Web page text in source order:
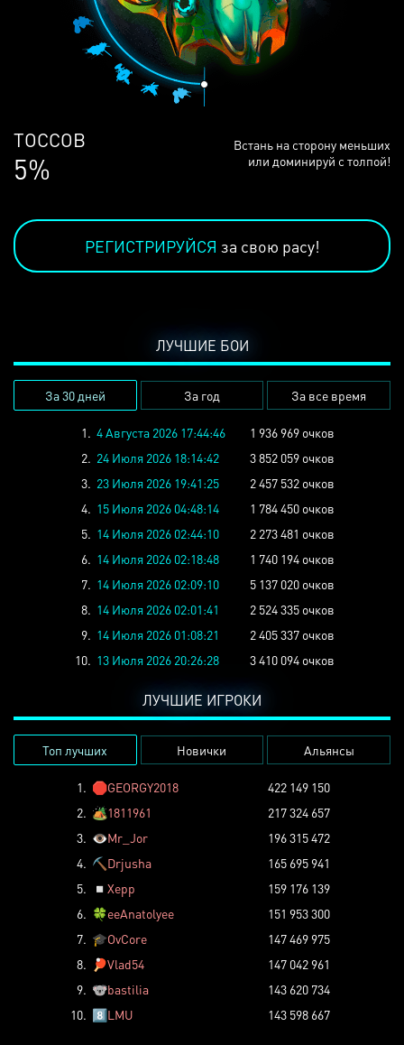
ЛЮДЕЙ
68%
Встань на сторону меньших
или доминируй с толпой!
РЕГИСТРИРУЙСЯ за свою расу!
ЛУЧШИЕ БОИ
За 30 дней За год За все время
1. 4 Августа 2026 17:44:46
1 936 969 очков
2. 24 Июля 2026 18:14:42
3 852 059 очков
3. 23 Июля 2026 19:41:25
2 457 532 очков
4. 15 Июля 2026 04:48:14
1 784 450 очков
5. 14 Июля 2026 02:44:10
2 273 481 очков
6. 14 Июля 2026 02:18:48
1 740 194 очков
7. 14 Июля 2026 02:09:10
5 137 020 очков
8. 14 Июля 2026 02:01:41
2 524 335 очков
9. 14 Июля 2026 01:08:21
2 405 337 очков
10. 13 Июля 2026 20:26:28 3 410 094 очков
ЛУЧШИЕ ИГРОКИ
Топ лучших Новички Альянсы
1. 🛑GEORGY2018
422 149 150
2. 🏕️1811961
217 324 657
3. 👁️Mr_Jor
196 315 472
4. ⛏️ Drjusha
165 695 941
5.
◽ Xepp
159 176 139
6. 🍀eeAnatolyee
151 953 300
7. 🎓OvCore
147 469 975
8.
🏓Vlad54
147 042 961
9. 🐨bastilia
143 620 734
10. 8️⃣LMU 143 598 667